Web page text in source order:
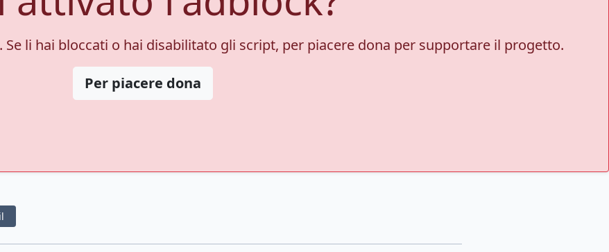
li hai bloccati o hai disabilitato gli script, per piacere dona per supportare il progetto.
Per piacere dona